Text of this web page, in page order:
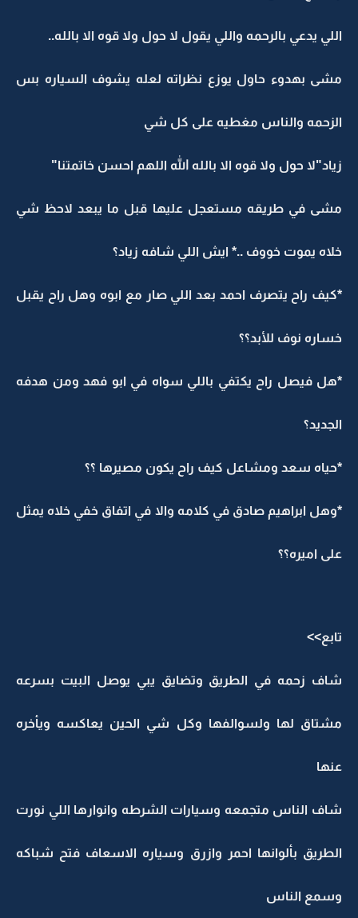
اللي يدعي بالرحمه واللي يقول لا حول ولا قوه الا بالله..
مشى بهدوء حاول يوزع نظراته لعله يشوف السياره بس
الزحمه والناس مغطيه على كل شي
زياد"لا حول ولا قوه الا بالله الله اللهم احسن خاتمتنا"
مشى في طريقه مستعجل عليها قبل ما يبعد لاحظ شي
خلاه يموت خووف ..* ايش اللي شافه زياد؟
*كيف راح يتصرف احمد بعد اللي صار مع ابوه وهل راح يقبل
خساره نوف للأبد؟؟
*هل فيصل راح يكتفي باللي سواه في ابو فهد ومن هدفه
الجديد؟
*حياه سعد ومشاعل كيف راح يكون مصيرها ؟؟
*وهل ابراهيم صادق في كلامه والا في اتفاق خفي خلاه يمثل
على اميره؟؟
تابع>>
شاف زحمه في الطريق وتضايق يبي يوصل البيت بسرعه
مشتاق لها ولسوالفها وكل شي الحين يعاكسه ويأخره
عنها
شاف الناس متجمعه وسيارات الشرطه وانوارها اللي نورت
الطريق بألوانها احمر وازرق وسياره الاسعاف فتح شباكه
وسمع الناس